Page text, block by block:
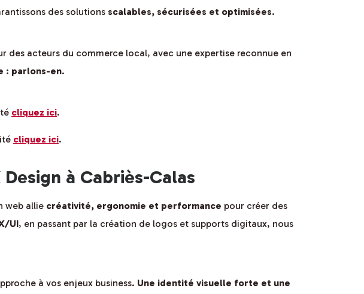
des solutions scalables, sécurisées et optimisées.
des acteurs du commerce local, avec une expertise reconnue en
: parlons-en.
cliquez ici.
cliquez ici.
à Cabriès-Calas
web allie créativité, ergonomie et performance pour créer des
UI, en passant par la création de logos et supports digitaux, nous
à vos enjeux business. Une identité visuelle forte et une